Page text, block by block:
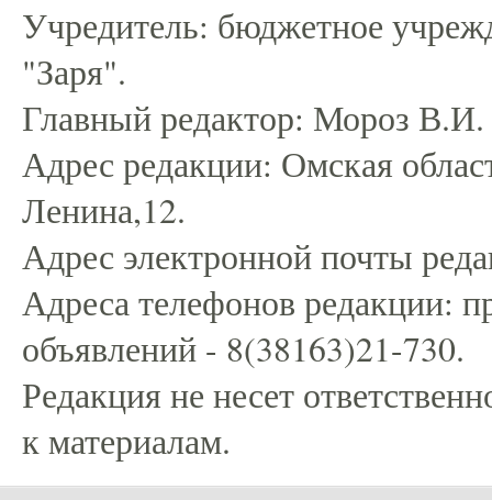
Учредитель: бюджетное
"Заря".
Главный редактор: Мороз В.И.
Адрес редакции: Омская
Ленина,12.
Адрес электронной почты
Адреса телефонов редакции:
объявлений - 8(38163)21-730.
Редакция не несет
к материалам.